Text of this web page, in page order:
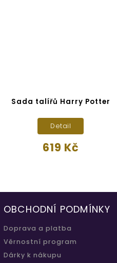
Sada talířů Harry Potter
619 Kč
Detail
OBCHODNÍ PODMÍNKY
Doprava a platba
Věrnostní program
Dárky k nákupu